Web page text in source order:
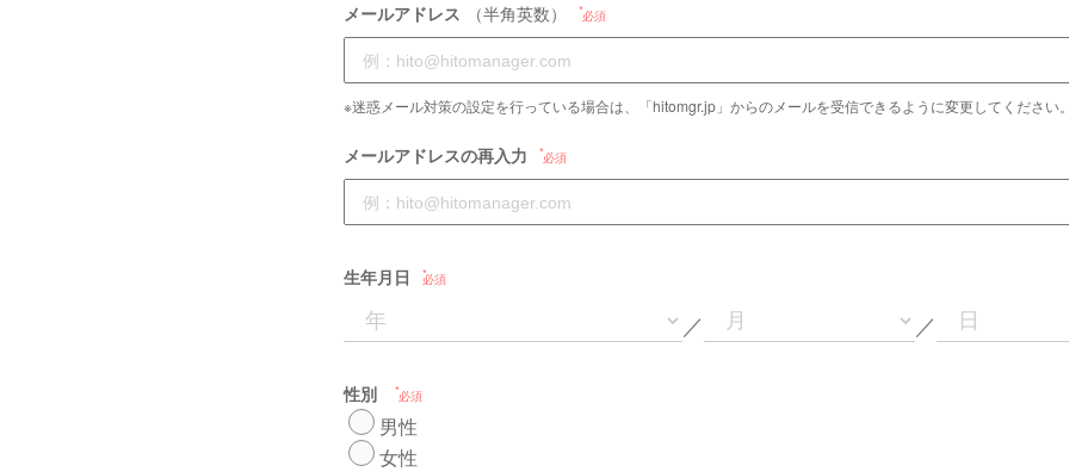
メールアドレス （半角英数） 必須
※迷惑メール対策の設定を行っている場合は、「hitomgr.jp」からのメールを受信できるように変更してください
メールアドレスの再入力 必須
生年月日 必須
／ ／
性別 必須
男性
女性